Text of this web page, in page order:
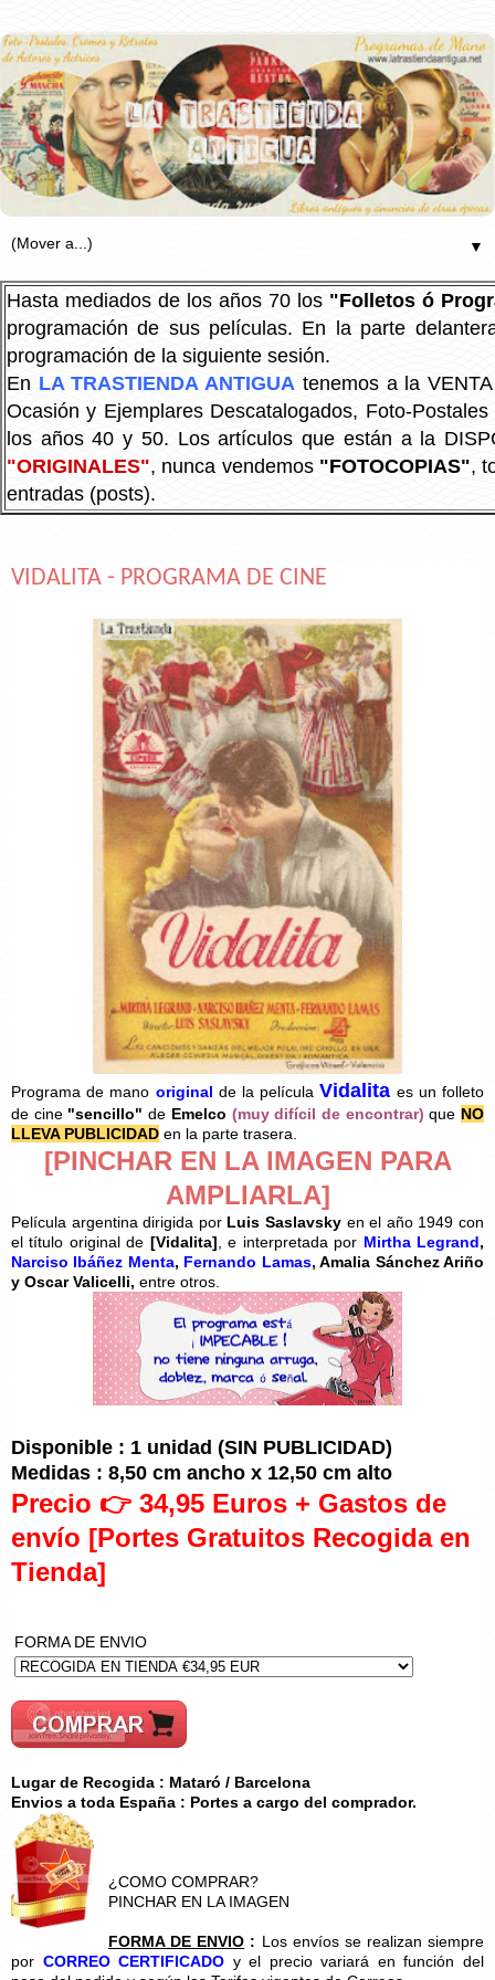
▼
Hasta mediados de los años 70 los "Folletos ó
programación de sus películas. En la parte
programación de la siguiente sesión.
En LA TRASTIENDA ANTIGUA tenemos a la
Ocasión y Ejemplares Descatalogados, Foto-
los años 40 y 50. Los artículos que están a la
"ORIGINALES", nunca vendemos "FOTOCOPIAS",
entradas (posts).
VIDALITA - PROGRAMA DE CINE
Programa de mano original de la películaVidalita es un folleto
de cine "sencillo" de Emelco (muy difícil de encontrar) que NO
LLEVA PUBLICIDAD en la parte trasera.
[PINCHAR EN LA IMAGEN PARA
AMPLIARLA]
Película argentina dirigida por Luis Saslavsky en el año 1949 con
el título original de [Vidalita] , e interpretada por Mirtha Legrand,
Narciso Ibáñez Menta, Fernando Lamas, Amalia Sánchez Ariño
y Oscar Valicelli, entre otros.
Disponible : 1 unidad (SIN PUBLICIDAD)
Medidas : 8,50 cm ancho x 12,50 cm alto
Precio 👉 34,95 Euros + Gastos de
envío [Portes Gratuitos Recogida en
Tienda]
FORMA DE ENVIO
Lugar de Recogida : Mataró / Barcelona
Envios a toda España : Portes a cargo del comprador.
¿COMO COMPRAR?
PINCHAR EN LA IMAGEN
FORMA DE ENVIO : Los envíos se realizan siempre
por CORREO CERTIFICADO y el precio variará en función del